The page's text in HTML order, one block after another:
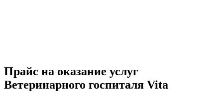
Прайс на оказание услуг
Ветеринарного госпиталя Vita